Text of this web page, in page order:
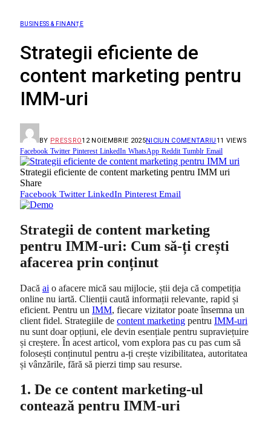
BUSINESS & FINANȚE
Strategii eficiente de
content marketing pentru
IMM-uri
BY PRESSRO12 NOIEMBRIE 2025NICIUN COMENTARIU 11 VIEWS
Facebook Twitter Pinterest LinkedIn WhatsApp Reddit Tumblr Email
Strategii eficiente de content marketing pentru IMM uri
Share
Facebook Twitter LinkedIn Pinterest Email
Strategii de content marketing
pentru IMM-uri: Cum să-ți crești
afacerea prin conținut
Dacă ai o afacere mică sau mijlocie, știi deja că competiția
online nu iartă. Clienții caută informații relevante, rapid și
eficient. Pentru un IMM, fiecare vizitator poate însemna un
client fidel. Strategiile de content marketing pentru IMM-uri
nu sunt doar opțiuni, ele devin esențiale pentru supraviețuire
și creștere. În acest articol, vom explora pas cu pas cum să
folosești conținutul pentru a-ți crește vizibilitatea, autoritatea
și vânzările, fără să pierzi timp sau resurse.
1. De ce content marketing-ul
contează pentru IMM-uri